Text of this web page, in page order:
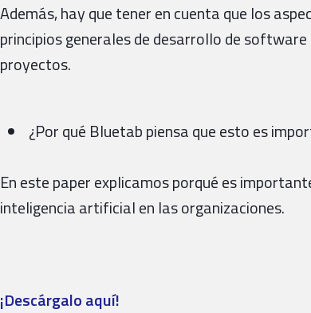
Además, hay que tener en cuenta que los
principios generales de desarrollo de
proyectos.
¿Por qué Bluetab piensa que esto es
En este paper explicamos porqué es
inteligencia artificial en las organizaciones.
¡Descárgalo aquí!